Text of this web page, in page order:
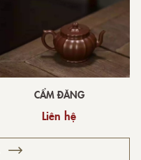
CẨM ĐĂNG
Liên hệ